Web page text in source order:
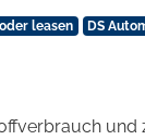
leasen DS
und